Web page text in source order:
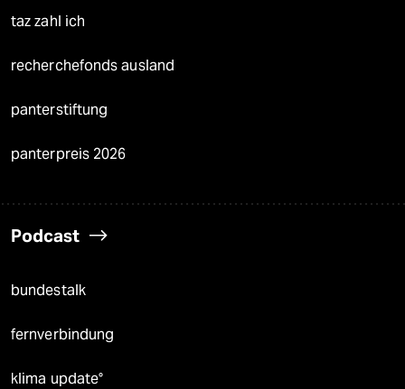
taz zahl ich
recherchefonds ausland
panterstiftung
panterpreis 2026
Podcast
bundestalk
fernverbindung
klima update°